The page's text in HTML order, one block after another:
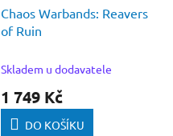
Chaos Warbands: Reavers
of Ruin
Skladem u dodavatele
1 749 Kč
DO KOŠÍKU